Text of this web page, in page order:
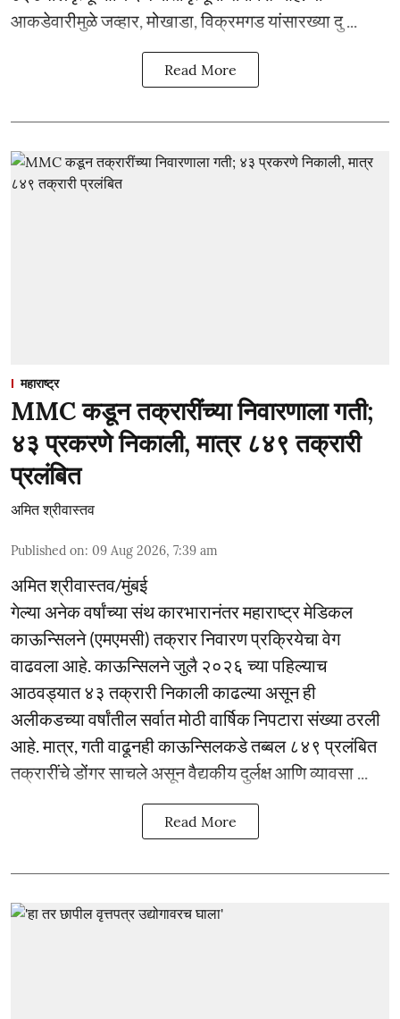
आकडेवारीमुळे जव्हार, मोखाडा, विक्रमगड यांसारख्या दु ...
Read More
महाराष्ट्र
MMC कडून तक्रारींच्या निवारणाला गती;
४३ प्रकरणे निकाली, मात्र ८४९ तक्रारी
प्रलंबित
अमित श्रीवास्तव
Published on: 09 Aug 2026, 7:39 am
अमित श्रीवास्तव/मुंबई
गेल्या अनेक वर्षांच्या संथ कारभारानंतर महाराष्ट्र मेडिकल
काऊन्सिलने (एमएमसी) तक्रार निवारण प्रक्रियेचा वेग
वाढवला आहे. काऊन्सिलने जुलै २०२६ च्या पहिल्याच
आठवड्यात ४३ तक्रारी निकाली काढल्या असून ही
अलीकडच्या वर्षांतील सर्वात मोठी वार्षिक निपटारा संख्या ठरली
आहे. मात्र, गती वाढूनही काऊन्सिलकडे तब्बल ८४९ प्रलंबित
तक्रारींचे डोंगर साचले असून वैद्यकीय दुर्लक्ष आणि व्यावसा ...
Read More